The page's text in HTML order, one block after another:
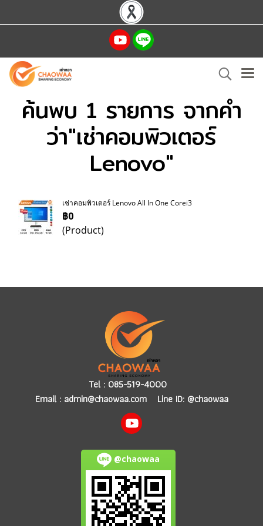
ค้นพบ 1 รายการ จากคำ
ว่า"เช่าคอมพิวเตอร์
Lenovo"
เช่าคอมพิวเตอร์ Lenovo All In One Corei3
฿0
(Product)
Tel : 085-519-4000
Email : admin@chaowaa.comLine ID: @chaowaa
@chaowaa